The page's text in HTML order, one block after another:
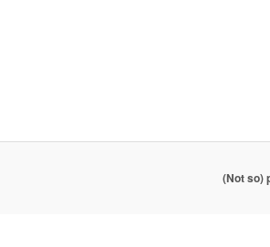
(Not so)